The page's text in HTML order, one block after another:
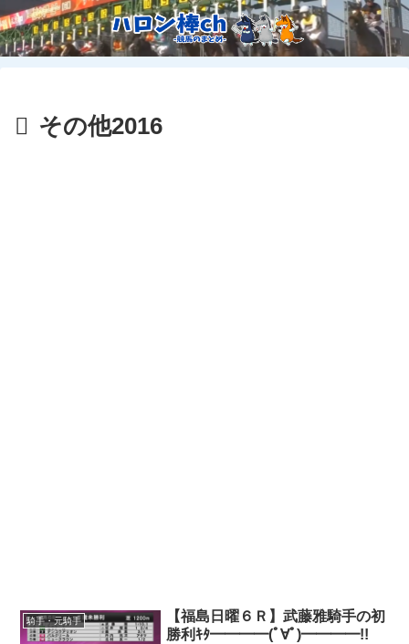
その他2016
騎手・元騎手
【福島日曜６Ｒ】武藤雅騎手の初
勝利ｷﾀ━━━━(ﾟ∀ﾟ)━━━━!!